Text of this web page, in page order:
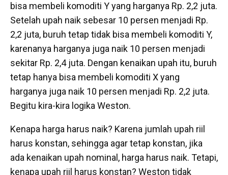
bisa membeli komoditi Y yang harganya Rp. 2,2 juta.
Setelah upah naik sebesar 10 persen menjadi Rp.
2,2 juta, buruh tetap tidak bisa membeli komoditi Y,
karenanya harganya juga naik 10 persen menjadi
sekitar Rp. 2,4 juta. Dengan kenaikan upah itu, buruh
tetap hanya bisa membeli komoditi X yang
harganya juga naik 10 persen menjadi Rp. 2,2 juta.
Begitu kira-kira logika Weston.
Kenapa harga harus naik? Karena jumlah upah riil
harus konstan, sehingga agar tetap konstan, jika
ada kenaikan upah nominal, harga harus naik. Tetapi,
kenapa upah riil harus konstan? Weston tidak